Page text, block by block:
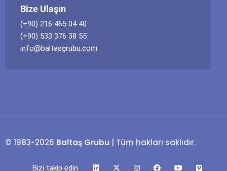
Bize Ulaşın
(+90) 216 465 04 40
(+90) 533 376 38 55
info@baltasgrubu.com
© 1983-2026 Baltaş Grubu | Tüm hakları saklıdır.
Bizi takip edin